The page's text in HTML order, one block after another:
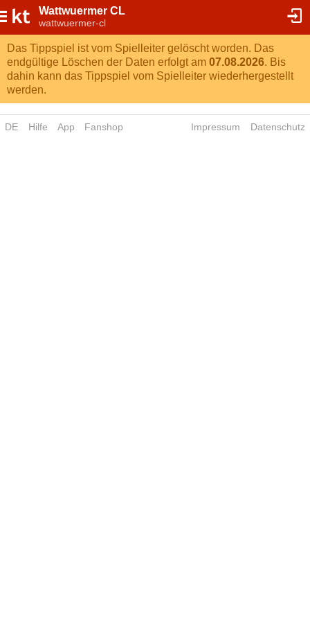
Wattwuermer CL
wattwuermer-cl
Das Tippspiel ist vom Spielleiter gelöscht worden. Das
endgültige Löschen der Daten erfolgt am 07.08.2026. Bis
dahin kann das Tippspiel vom Spielleiter wiederhergestellt
werden.
DE Hilfe App Fanshop Impressum Datenschutz